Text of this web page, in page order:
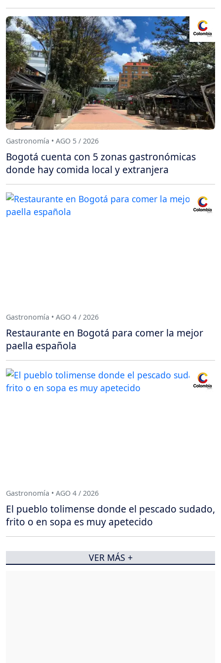
Gastronomía • AGO 5 / 2026
Bogotá cuenta con 5 zonas gastronómicas
donde hay comida local y extranjera
Gastronomía • AGO 4 / 2026
Restaurante en Bogotá para comer la mejor
paella española
Gastronomía • AGO 4 / 2026
El pueblo tolimense donde el pescado sudado,
frito o en sopa es muy apetecido
VER MÁS +